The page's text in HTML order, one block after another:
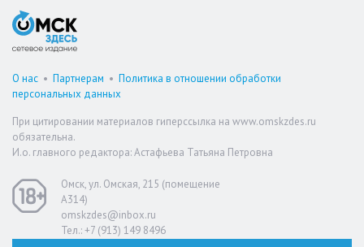
О нас • Партнерам • Политика в отношении обработки
персональных данных
При цитировании материалов гиперссылка на www.omskzdes.ru
обязательна.
И.о. главного редактора: Астафьева Татьяна Петровна
Омск, ул. Омская, 215 (помещение
А314)
omskzdes@inbox.ru
Тел.: +7 (913) 149 8496